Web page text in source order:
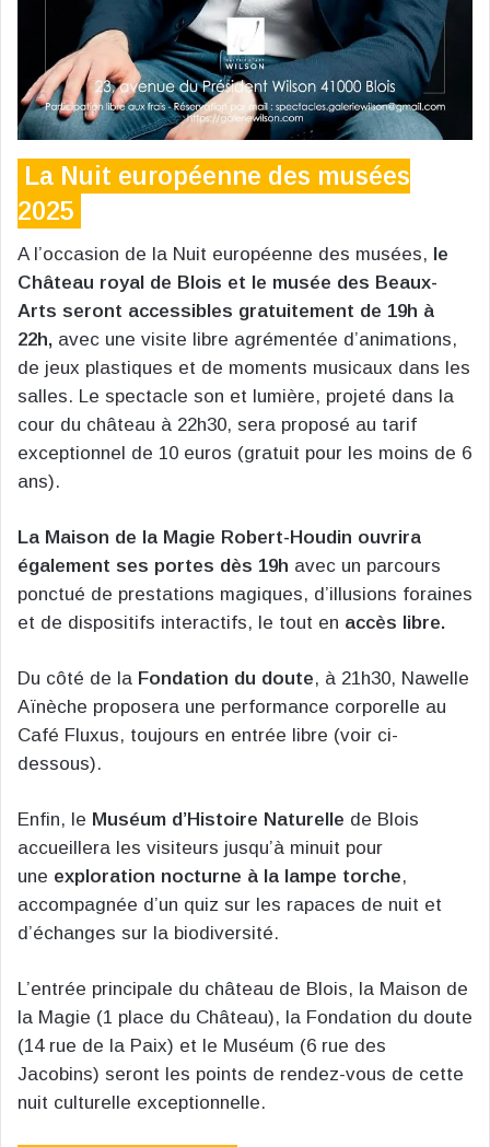
La Nuit européenne des musées
2025
A l’occasion de la Nuit européenne des musées, le
Château royal de Blois et le musée des Beaux-
Arts seront accessibles gratuitement de 19h à
22h, avec une visite libre agrémentée d’animations,
de jeux plastiques et de moments musicaux dans les
salles. Le spectacle son et lumière, projeté dans la
cour du château à 22h30, sera proposé au tarif
exceptionnel de 10 euros (gratuit pour les moins de 6
ans).
La Maison de la Magie Robert-Houdin ouvrira
également ses portes dès 19h avec un parcours
ponctué de prestations magiques, d’illusions foraines
et de dispositifs interactifs, le tout en accès libre.
Du côté de la Fondation du doute, à 21h30, Nawelle
Aïnèche proposera une performance corporelle au
Café Fluxus, toujours en entrée libre (voir ci-
dessous).
Enfin, le Muséum d’Histoire Naturelle de Blois
accueillera les visiteurs jusqu’à minuit pour
une exploration nocturne à la lampe torche,
accompagnée d’un quiz sur les rapaces de nuit et
d’échanges sur la biodiversité.
L’entrée principale du château de Blois, la Maison de
la Magie (1 place du Château), la Fondation du doute
(14 rue de la Paix) et le Muséum (6 rue des
Jacobins) seront les points de rendez-vous de cette
nuit culturelle exceptionnelle.